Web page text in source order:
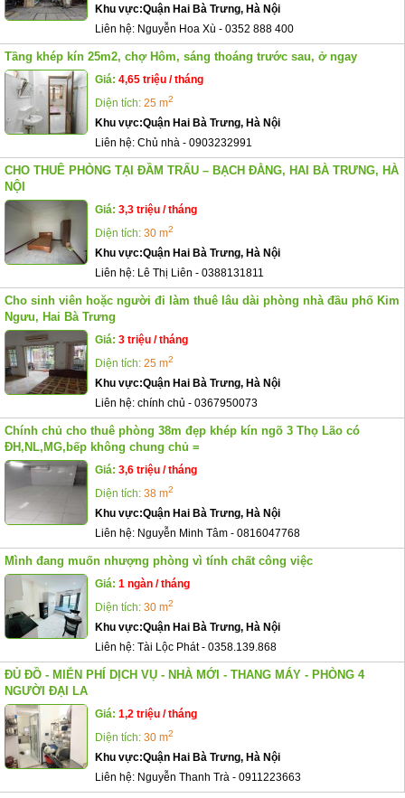
Khu vực:Quận Hai Bà Trưng, Hà Nội
Liên hệ: Nguyễn Hoa Xù - 0352 888 400
Tầng khép kín 25m2, chợ Hôm, sáng thoáng trước sau, ở ngay
Giá: 4,65 triệu / tháng
Diện tích: 25 m2
Khu vực:Quận Hai Bà Trưng, Hà Nội
Liên hệ: Chủ nhà - 0903232991
CHO THUÊ PHÒNG TẠI ĐẦM TRẤU – BẠCH ĐẰNG, HAI BÀ TRƯNG, HÀ
NỘI
Giá: 3,3 triệu / tháng
Diện tích: 30 m2
Khu vực:Quận Hai Bà Trưng, Hà Nội
Liên hệ: Lê Thị Liên - 0388131811
Cho sinh viên hoặc người đi làm thuê lâu dài phòng nhà đầu phố Kim
Ngưu, Hai Bà Trưng
Giá: 3 triệu / tháng
Diện tích: 25 m2
Khu vực:Quận Hai Bà Trưng, Hà Nội
Liên hệ: chính chủ - 0367950073
Chính chủ cho thuê phòng 38m đẹp khép kín ngõ 3 Thọ Lão có
ĐH,NL,MG,bếp không chung chủ =
Giá: 3,6 triệu / tháng
Diện tích: 38 m2
Khu vực:Quận Hai Bà Trưng, Hà Nội
Liên hệ: Nguyễn Minh Tâm - 0816047768
Mình đang muốn nhượng phòng vì tính chất công việc
Giá: 1 ngàn / tháng
Diện tích: 30 m2
Khu vực:Quận Hai Bà Trưng, Hà Nội
Liên hệ: Tài Lộc Phát- 0358.139.868
ĐỦ ĐỒ - MIỄN PHÍ DỊCH VỤ - NHÀ MỚI - THANG MÁY - PHÒNG 4
NGƯỜI ĐẠI LA
Giá: 1,2 triệu / tháng
Diện tích: 30 m2
Khu vực:Quận Hai Bà Trưng, Hà Nội
Liên hệ: Nguyễn Thanh Trà - 0911223663